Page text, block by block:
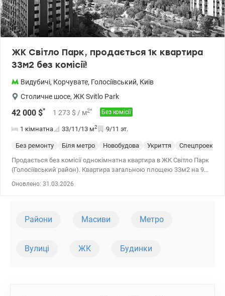
ЖК Світло Парк, продається 1к квартира
33м2 без комісії!
Видубичі, Корчувате, Голосіївський, Київ
Столичне шосе, ЖК Svitlo Park
42 000 $* 1 273 $ / м2* Без комісії
1 кімнатна 33/11/13 м2 9/11 эт.
Без ремонту Біля метро Новобудова Укриття Спецпроект
Продається без комісії однокімнатна квартира в ЖК Світло Парк
(Голосіївський район). Квартира загальною площею 33м2 на 9
сучасні парадні. ЖК закритого типу, внутрішня територія
паркінг по периметру комплексу, кафе та ресторани, планується
Оновлено: 31.03.2026
Райони Масиви Метро
Вулиці ЖК Будинки